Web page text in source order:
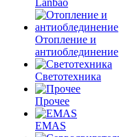
Lanbao
Отопление и
антиоблединение
Светотехника
Прочее
EMAS